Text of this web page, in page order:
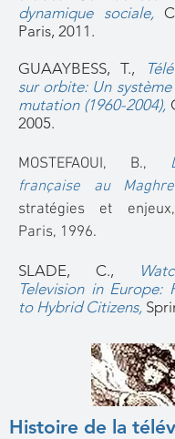
dynamique sociale,
Paris, 2011.
GUAAYBESS, T.,
sur orbite: Un
mutation (1960-2004),
2005.
MOSTEFAOUI, B.,
française au
stratégies et
Paris, 1996.
SLADE, C.,
Television in Europe:
to Hybrid Citizens,
Histoire de la